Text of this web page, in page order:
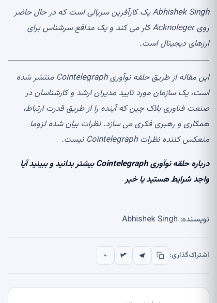
Abhishek Singh یک کارآفرین سریالی است که در حال حاضر
روی Acknoleger کار می کند و یک مدافع سرشناس برای
ارزهای دیجیتال است.
این مقاله از طریق حلقه نوآوری Cointelegraph منتشر شده
است، یک سازمان مورد تایید مدیران ارشد و کارشناسان در
صنعت فناوری بلاک چین که آینده را از طریق قدرت ارتباط،
همکاری و رهبری فکری می سازد. نظرات بیان شده لزوما
منعکس کننده نظرات Cointelegraph نیست.
درباره حلقه نوآوری Cointelegraph بیشتر بدانید و ببینید آیا
واجد شرایط هستید یا خیر
نویسنده: Abhishek Singh
اشتراک‌گذاری: